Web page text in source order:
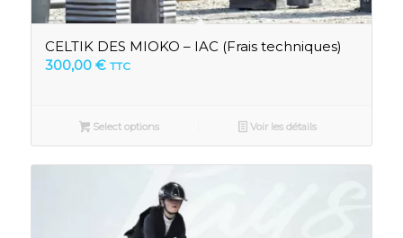
CELTIK DES MIOKO – IAC (Frais techniques)
300,00 € TTC
Select options Voir les détails